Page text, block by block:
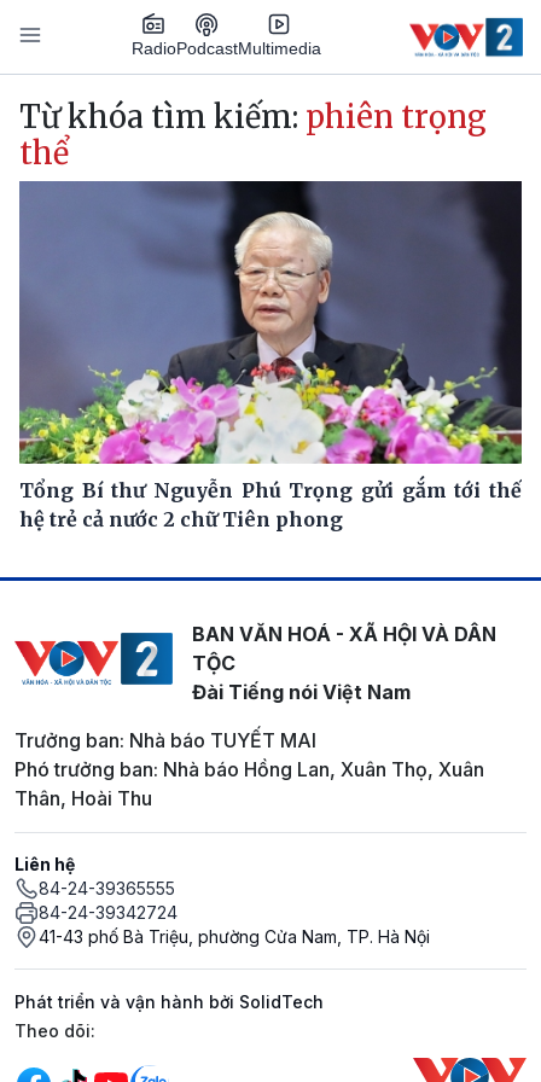
Nhảy đến nội dung
RadioPodcastMultimedia
Main navigation
Từ khóa tìm kiếm: phiên trọng
thể
Tổng Bí thư Nguyễn Phú Trọng gửi gắm tới thế
hệ trẻ cả nước 2 chữ Tiên phong
BAN VĂN HOÁ - XÃ HỘI VÀ DÂN
TỘC
Đài Tiếng nói Việt Nam
Trưởng ban: Nhà báo TUYẾT MAI
Phó trưởng ban: Nhà báo Hồng Lan, Xuân Thọ, Xuân
Thân, Hoài Thu
Liên hệ
84-24-39365555
84-24-39342724
41-43 phố Bà Triệu, phường Cửa Nam, TP. Hà Nội
Phát triển và vận hành bởi SolidTech
Mạng xã hội
Theo dõi: